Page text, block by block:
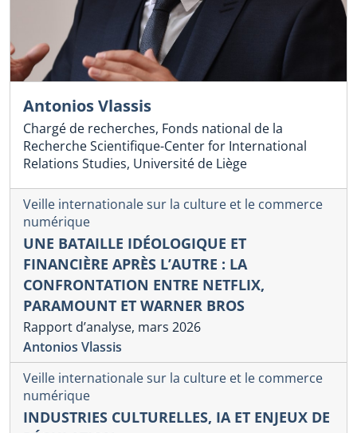
Antonios Vlassis
Chargé de recherches, Fonds national de la
Recherche Scientifique-Center for International
Relations Studies, Université de Liège
Veille internationale sur la culture et le commerce
numérique
UNE BATAILLE IDÉOLOGIQUE ET
FINANCIÈRE APRÈS L’AUTRE : LA
CONFRONTATION ENTRE NETFLIX,
PARAMOUNT ET WARNER BROS
Rapport d’analyse, mars 2026
Antonios Vlassis
Veille internationale sur la culture et le commerce
numérique
INDUSTRIES CULTURELLES, IA ET ENJEUX DE